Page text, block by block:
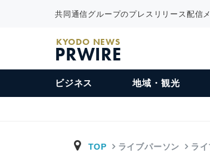
共同通信グループのプレスリリース配信
KYODO NEWS
PRWIRE
ビジネス 地域・観光
TOP ライブパーソン ラ